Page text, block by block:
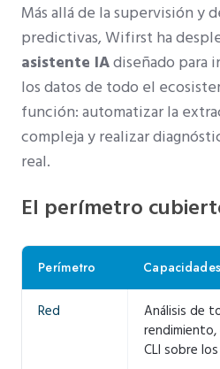
Más allá de la supervisión y
predictivas, Wifirst ha
asistente IAdiseñado para
los datos de todo el
función: automatizar la
compleja y realizar
real.
El perímetro
Perímetro Capacidades
Red
Análisis de
rendimiento,
CLI sobre